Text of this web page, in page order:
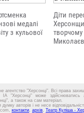
медалі
з кульової
Діти
творчому
агентство "Херсонці". Всі права
ІА "Херсонці" може
а також на сам матеріал.
авторів і не несе
контакти, архів, Театр Куліша -